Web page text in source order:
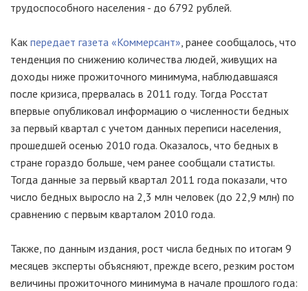
трудоспособного населения - до 6792 рублей.
Как передает газета «Коммерсант», ранее сообщалось, что
тенденция по снижению количества людей, живущих на
доходы ниже прожиточного минимума, наблюдавшаяся
после кризиса, прервалась в 2011 году. Тогда Росстат
впервые опубликовал информацию о численности бедных
за первый квартал с учетом данных переписи населения,
прошедшей осенью 2010 года. Оказалось, что бедных в
стране гораздо больше, чем ранее сообщали статисты.
Тогда данные за первый квартал 2011 года показали, что
число бедных выросло на 2,3 млн человек (до 22,9 млн) по
сравнению с первым кварталом 2010 года.
Также, по данным издания, рост числа бедных по итогам 9
месяцев эксперты объясняют, прежде всего, резким ростом
величины прожиточного минимума в начале прошлого года: